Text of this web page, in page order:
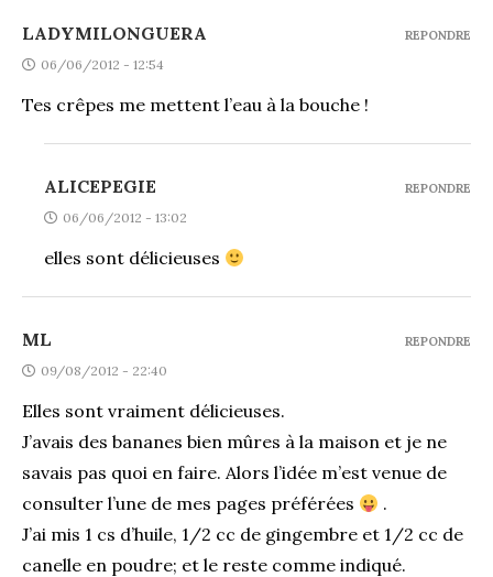
LADYMILONGUERA
06/06/2012 - 12:54
Tes crêpes me mettent l’eau à la bouche !
REPONDRE
ALICEPEGIE
06/06/2012 - 13:02
elles sont délicieuses
REPONDRE
ML
09/08/2012 - 22:40
Elles sont vraiment délicieuses.
J’avais des bananes bien mûres à la maison et je ne
savais pas quoi en faire. Alors l’idée m’est venue de
consulter l’une de mes pages préférées
.
J’ai mis 1 cs d’huile, 1/2 cc de gingembre et 1/2 cc de
canelle en poudre; et le reste comme indiqué.
REPONDRE